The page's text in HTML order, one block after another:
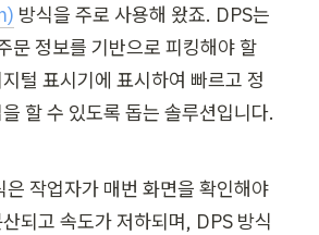
방식을 주로 사용해 왔죠. DPS는
문 정보를 기반으로 피킹해야 할
털 표시기에 표시하여 빠르고 정
작업자가 매번 화면을 확인해야
되고 속도가 저하되며, DPS 방식